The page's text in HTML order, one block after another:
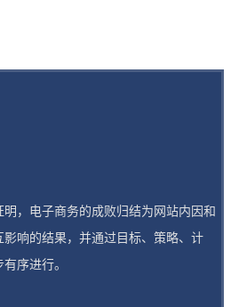
，电子商务的成败归结为网站内因和
响的结果，并通过目标、策略、计
序进行。